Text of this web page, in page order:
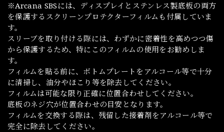
※Arcana SBSには、ディスプレイとステンレス製底板の両方
を保護するスクリーンプロテクターフィルムも付属していま
す。
スリーブを取り付ける際には、わずかに密着性を高めつつ傷
から保護するため、特にこのフィルムの使用をお勧めしま
す。
フィルムを貼る前に、ボトムプレートをアルコール等で十分
に清掃し、油分やほこり等を除去してください。
フィルムは可能な限り正確に位置合わせしてください。
底板のネジ穴が位置合わせの目安となります。
フィルムを交換する際は、残留した接着剤をアルコール等で
完全に除去してください。